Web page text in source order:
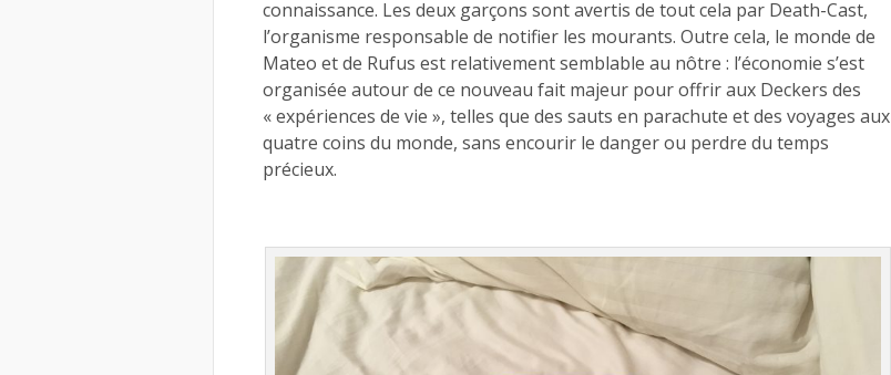
connaissance. Les deux garçons sont avertis de tout cela par Death-Cast,
l’organisme responsable de notifier les mourants. Outre cela, le monde de
Mateo et de Rufus est relativement semblable au nôtre : l’économie s’est
organisée autour de ce nouveau fait majeur pour offrir aux Deckers des
« expériences de vie », telles que des sauts en parachute et des voyages aux
quatre coins du monde, sans encourir le danger ou perdre du temps
précieux.